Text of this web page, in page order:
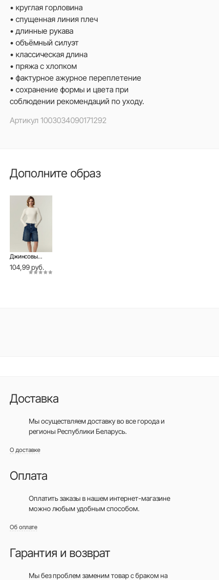
• круглая горловина
• спущенная линия плеч
• длинные рукава
• объёмный силуэт
• классическая длина
• пряжа с хлопком
• фактурное ажурное переплетение
• сохранение формы и цвета при
соблюдении рекомендаций по уходу.
Артикул 1003034090171292
Дополните образ
Джинсовые шорты с эффектом потёртостей из eco-friendly денима
104,99 руб.
Доставка
Мы осуществляем доставку во все городаи
регионы Республики Беларусь.
О доставке
Оплата
Оплатить заказы в нашем интернет-магазине
можно любым удобным способом.
Об оплате
Гарантия и возврат
Мы без проблем заменим товар с браком на